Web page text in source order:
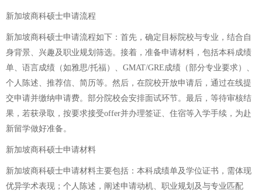
新加坡商科硕士申请流程
新加坡商科硕士申请流程如下：首先，确定目标院校与专业，结合自
身背景、兴趣及职业规划筛选。接着，准备申请材料，包括本科成绩
单、语言成绩（如雅思/托福）、GMAT/GRE成绩（部分专业要求）、
个人陈述、推荐信、简历等。然后，在院校开放申请后，通过在线提
交申请并缴纳申请费。部分院校会安排面试环节。最后，等待审核结
果，若获录取，按要求接受offer并办理签证、住宿等入学手续，为赴
新留学做好准备。
新加坡商科硕士申请材料
新加坡商科硕士申请材料主要包括：本科成绩单及学位证书，需体现
优异学术表现；个人陈述，阐述申请动机、职业规划及与专业匹配